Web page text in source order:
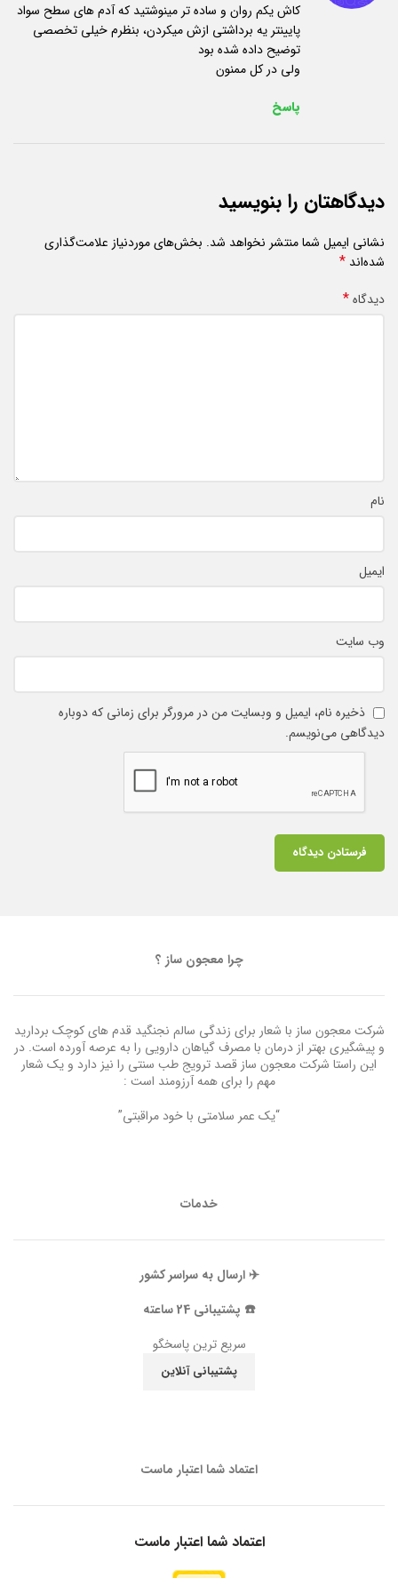
کاش یکم روان و ساده تر مینوشتید که آدم های سطح سواد
پایینتر یه برداشتی ازش میکردن، بنظرم خیلی تخصصی
توضیح داده شده بود
ولی در کل ممنون
پاسخ
دیدگاهتان را بنویسید
نشانی ایمیل شما منتشر نخواهد شد. بخش‌های موردنیاز علامت‌گذاری
شده‌اند *
دیدگاه*
نام
ایمیل
وب‌ سایت
ذخیره نام، ایمیل و وبسایت من در مرورگر برای زمانی که دوباره
دیدگاهی می‌نویسم.
چرا معجون ساز ؟
شرکت معجون ساز با شعار برای زندگی سالم نجنگید قدم های کوچک بردارید
و پیشگیری بهتر از درمان با مصرف گیاهان دارویی را به عرصه آورده است. در
این راستا شرکت معجون ساز قصد ترویج طب سنتی را نیز دارد و یک شعار
مهم را برای همه آرزومند است :
“یک عمر سلامتی با خود مراقبتی”
خدمات
✈️ ارسال به سراسر کشور
☎️ پشتیبانی 24 ساعته
سریع ترین پاسخگو
پشتیبانی آنلاین
اعتماد شما اعتبار ماست
اعتماد شما اعتبار ماست